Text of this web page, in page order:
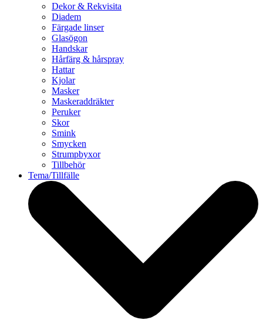
Dekor & Rekvisita
Diadem
Färgade linser
Glasögon
Handskar
Hårfärg & hårspray
Hattar
Kjolar
Masker
Maskeraddräkter
Peruker
Skor
Smink
Smycken
Strumpbyxor
Tillbehör
Tema/Tillfälle